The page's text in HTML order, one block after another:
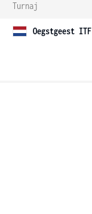
Turnaj
Oegstgeest ITF